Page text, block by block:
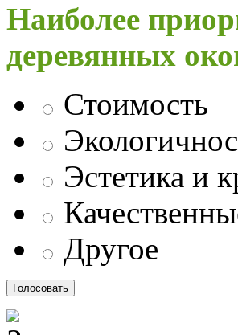
Наиболее
деревянных
Стоимость
Эстетика и
Другое